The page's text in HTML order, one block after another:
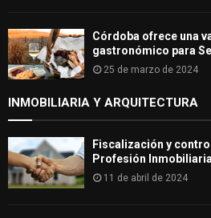
Córdoba ofrece una
gastronómico para
25 de marzo de 2024
INMOBILIARIA Y ARQUITECTURA
Fiscalización y
Profesión
11 de abril de 2024